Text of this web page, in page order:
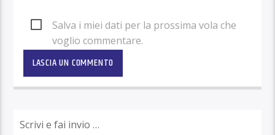
Salva i miei dati per la prossima vola che
voglio commentare.